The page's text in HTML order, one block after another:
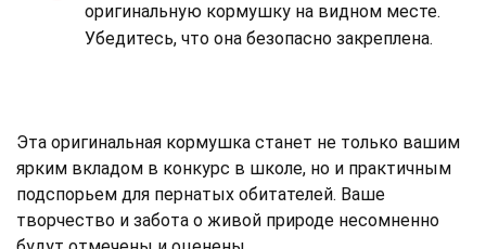
оригинальную кормушку на видном месте.
Убедитесь, что она безопасно закреплена.
Эта оригинальная кормушка станет не только вашим
ярким вкладом в конкурс в школе, но и практичным
подспорьем для пернатых обитателей. Ваше
творчество и забота о живой природе несомненно